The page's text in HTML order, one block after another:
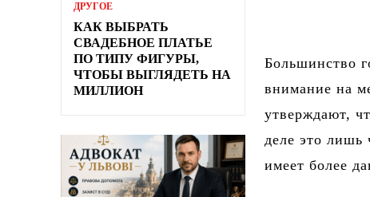
ДРУГОЕ
КАК ВЫБРАТЬ
СВАДЕБНОЕ ПЛАТЬЕ
ПО ТИПУ ФИГУРЫ,
ЧТОБЫ ВЫГЛЯДЕТЬ НА
МИЛЛИОН
Большинство
внимание на
утверждают,
деле это лишь
имеет более